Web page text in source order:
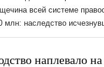
наплевало